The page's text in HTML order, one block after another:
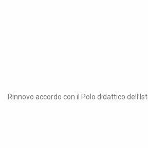
Rinnovo accordo con il Polo didattico